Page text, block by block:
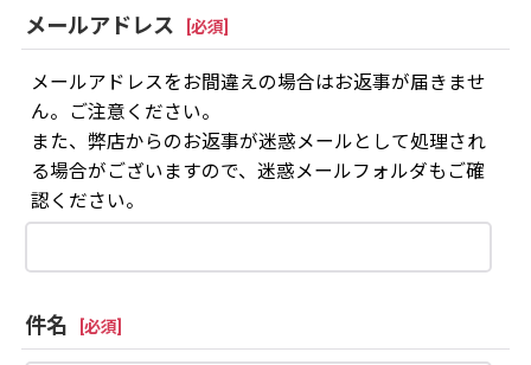
メールアドレス 必須
メールアドレスをお間違えの場合はお返事が届きませ
ん。ご注意ください。
また、弊店からのお返事が迷惑メールとして処理され
る場合がございますので、迷惑メールフォルダもご確
認ください。
件名 必須